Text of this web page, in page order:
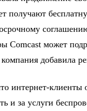
получают
Comcast может
добавила
интернет-клиенты
и за услуги